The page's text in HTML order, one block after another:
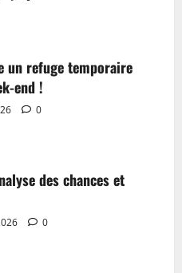
un refuge temporaire
end !
0
des chances et
0